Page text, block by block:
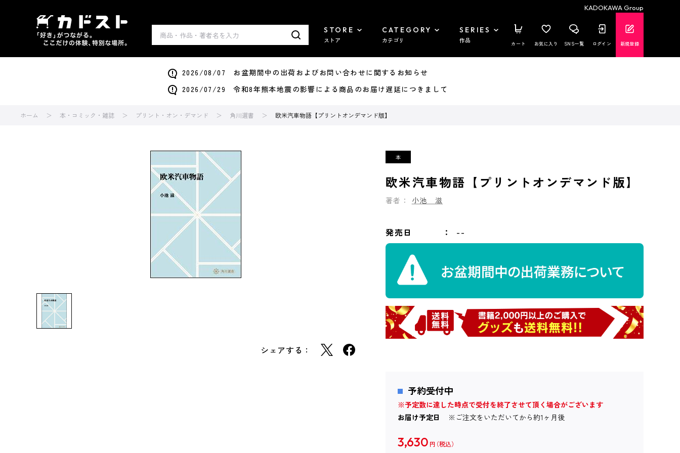
KADOKAWA Group
STORE
ストア
CATEGORY
カテゴリ
SERIES
作品 カート お気に入り SNS一覧 ログイン 新規登録
2026/08/07 お盆期間中の出荷およびお問い合わせに関するお知らせ
2026/07/29 令和8年熊本地震の影響による商品のお届け遅延につきまして
ホーム 本・コミック・雑誌 プリント・オン・デマンド 角川選書 欧米汽車物語【プリントオンデマンド版】
シェアする：
欧米汽車物語【プリントオンデマンド版】
著者： 小池 滋
発売日 --
予約受付中
※予定数に達した時点で受付を終了させて頂く場合がございます
お届け予定日
※ご注文をいただいてから約1ヶ月後
3,630 円